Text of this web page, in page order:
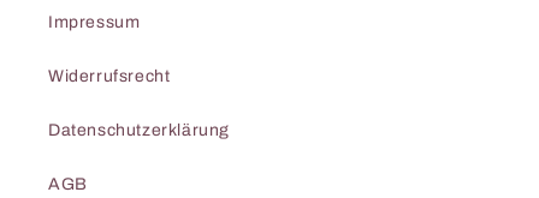
Impressum
Widerrufsrecht
Datenschutzerklärung
AGB